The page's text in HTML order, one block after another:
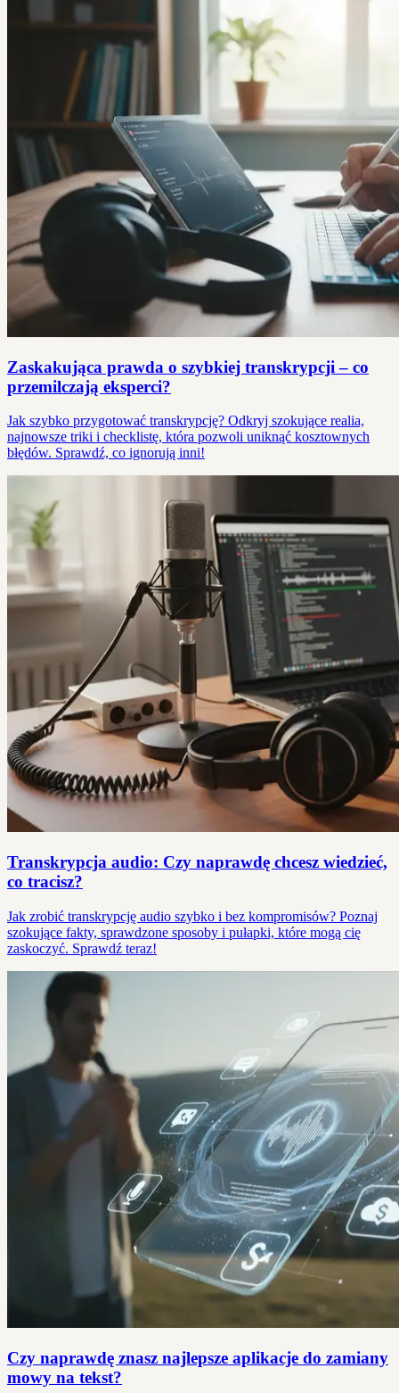
Zaskakująca prawda o szybkiej transkrypcji – co
przemilczają eksperci?
Jak szybko przygotować transkrypcję? Odkryj szokujące realia,
najnowsze triki i checklistę, która pozwoli uniknąć kosztownych
błędów. Sprawdź, co ignorują inni!
Transkrypcja audio: Czy naprawdę chcesz wiedzieć,
co tracisz?
Jak zrobić transkrypcję audio szybko i bez kompromisów? Poznaj
szokujące fakty, sprawdzone sposoby i pułapki, które mogą cię
zaskoczyć. Sprawdź teraz!
Czy naprawdę znasz najlepsze aplikacje do zamiany
mowy na tekst?